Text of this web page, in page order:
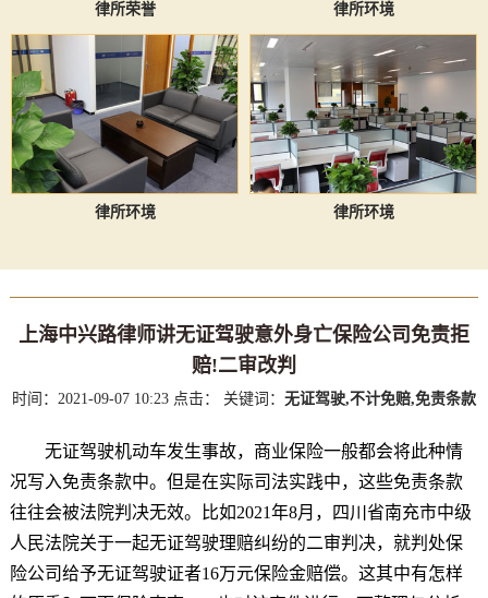
律所荣誉 律所环境
律所环境 律所环境
上海中兴路律师讲无证驾驶意外身亡保险公司免责拒
赔!二审改判
时间：2021-09-07 10:23 点击： 关键词： 无证驾驶,不计免赔,免责条款
无证驾驶机动车发生事故，商业保险一般都会将此种情
况写入免责条款中。但是在实际司法实践中，这些免责条款
往往会被法院判决无效。比如2021年8月，四川省南充市中级
人民法院关于一起无证驾驶理赔纠纷的二审判决，就判处保
险公司给予无证驾驶证者16万元保险金赔偿。这其中有怎样